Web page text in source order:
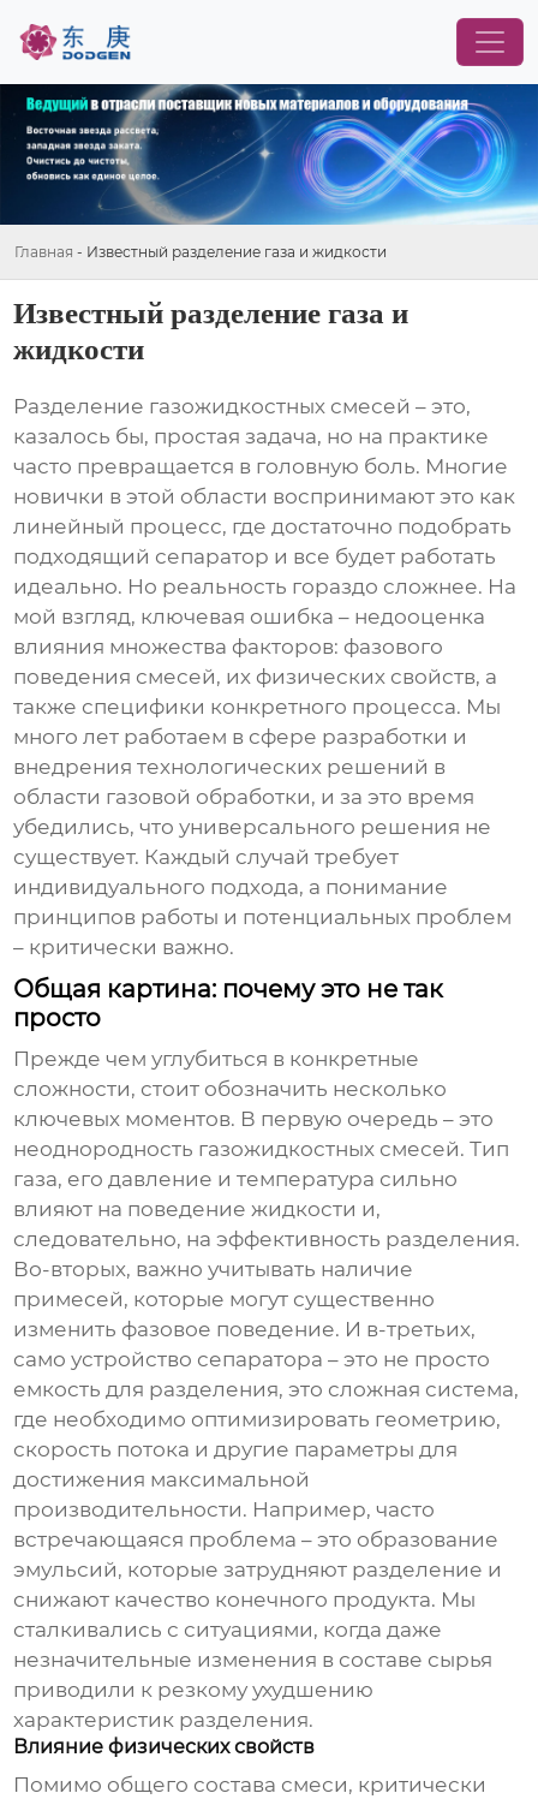
Главная - Известный разделение газа и жидкости
Известный разделение газа и
жидкости
Разделение газожидкостных смесей – это,
казалось бы, простая задача, но на практике
часто превращается в головную боль. Многие
новички в этой области воспринимают это как
линейный процесс, где достаточно подобрать
подходящий сепаратор и все будет работать
идеально. Но реальность гораздо сложнее. На
мой взгляд, ключевая ошибка – недооценка
влияния множества факторов: фазового
поведения смесей, их физических свойств, а
также специфики конкретного процесса. Мы
много лет работаем в сфере разработки и
внедрения технологических решений в
области газовой обработки, и за это время
убедились, что универсального решения не
существует. Каждый случай требует
индивидуального подхода, а понимание
принципов работы и потенциальных проблем
– критически важно.
Общая картина: почему это не так
просто
Прежде чем углубиться в конкретные
сложности, стоит обозначить несколько
ключевых моментов. В первую очередь – это
неоднородность газожидкостных смесей. Тип
газа, его давление и температура сильно
влияют на поведение жидкости и,
следовательно, на эффективность разделения.
Во-вторых, важно учитывать наличие
примесей, которые могут существенно
изменить фазовое поведение. И в-третьих,
само устройство сепаратора – это не просто
емкость для разделения, это сложная система,
где необходимо оптимизировать геометрию,
скорость потока и другие параметры для
достижения максимальной
производительности. Например, часто
встречающаяся проблема – это образование
эмульсий, которые затрудняют разделение и
снижают качество конечного продукта. Мы
сталкивались с ситуациями, когда даже
незначительные изменения в составе сырья
приводили к резкому ухудшению
характеристик разделения.
Влияние физических свойств
Помимо общего состава смеси, критически